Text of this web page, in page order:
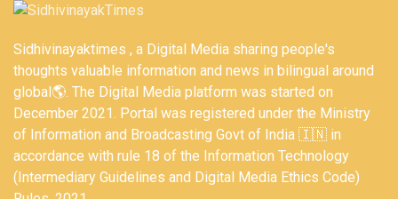
Sidhivinayaktimes , a Digital Media sharing people's
thoughts valuable information and news in bilingual around
global🌎. The Digital Media platform was started on
December 2021. Portal was registered under the Ministry
of Information and Broadcasting Govt of India 🇮🇳 in
accordance with rule 18 of the Information Technology
(Intermediary Guidelines and Digital Media Ethics Code)